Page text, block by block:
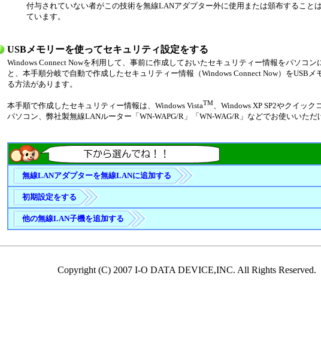
付与されていない者がこの技術を無線LANアダプター外に使用または頒布すること
ています。
USBメモリーを使ってセキュリティ設定をする
Windows Connect Nowを利用して、事前に作成しておいたセキュリティー情報をパソコン
と、本手順分岐で自動で作成したセキュリティー情報（Windows Connect Now）をUSBメ
る方法があります。
本手順で作成したセキュリティー情報は、Windows VistaTM、Windows XP SP2やクイック
パソコン、弊社製無線LANルーター「WN-WAPG/R」「WN-WAG/R」などでお使いいただ
無線LANアダプターを無線LANに追加する
初期設定をする
他の無線LAN子機を追加する
Copyright (C) 2007 I-O DATA DEVICE,INC. All Rights Reserved.